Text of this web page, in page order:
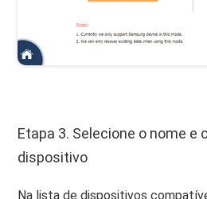
Etapa 3. Selecione o nome e
dispositivo
Na lista de dispositivos